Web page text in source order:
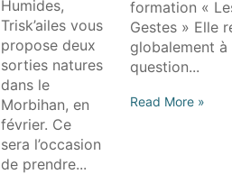
Humides,
Trisk’ailes vous
propose deux
sorties natures
dans le
Morbihan, en
février. Ce
sera l’occasion
de prendre...
formation «
Gestes » Elle
globalement à
question...
Read More »